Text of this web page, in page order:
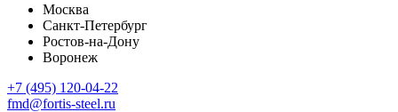
Москва
Санкт-Петербург
Ростов-на-Дону
Воронеж
+7 (495) 120-04-22
fmd@fortis-steel.ru